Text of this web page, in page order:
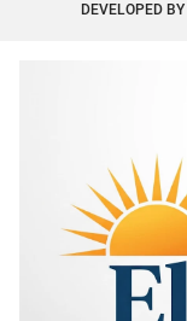
DEVELOPED BY